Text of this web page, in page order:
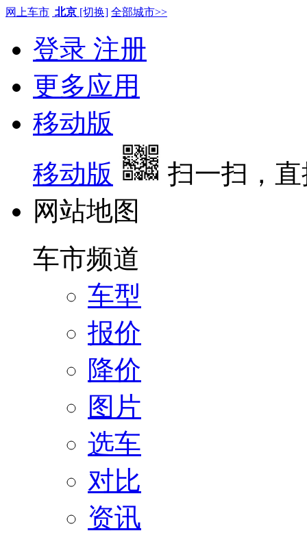
网上车市 北京 [切换] 全部城市>>
登录 注册
更多应用
移动版
移动版
扫一扫，
网站地图
车市频道
车型
报价
降价
图片
选车
对比
资讯